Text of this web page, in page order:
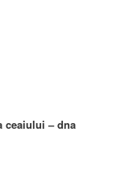
ceaiului – dna